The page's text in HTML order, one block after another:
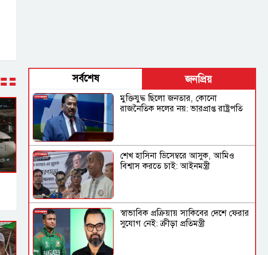
সর্বশেষ জনপ্রিয়
মুক্তিযুদ্ধ ছিলো জনতার, কোনো
রাজনৈতিক দলের নয়: ভারপ্রাপ্ত রাষ্ট্রপতি
শেখ হাসিনা ডিসেম্বরে আসুক, আমিও
বিশ্বাস করতে চাই: আইনমন্ত্রী
স্বাভাবিক প্রক্রিয়ায় সাকিবের দেশে ফেরার
সুযোগ নেই: ক্রীড়া প্রতিমন্ত্রী